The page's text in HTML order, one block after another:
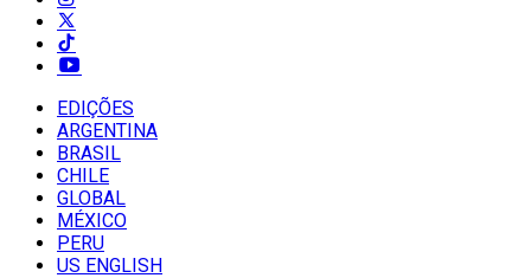
EDIÇÕES
ARGENTINA
BRASIL
CHILE
GLOBAL
MÉXICO
PERU
US ENGLISH